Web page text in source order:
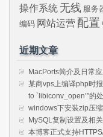
操作系统 无线 服务
编码 网站运营 配置
近期文章
MacPorts简介及日常
某商vps上编译php时
to `libiconv_open’”的
windows下安装zip压
MySQL复制设置及相
本博客正式支持